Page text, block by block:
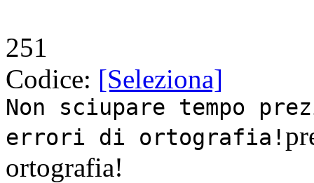
251
Codice: [Seleziona]
Non sciupare tempo
errori di ortografia!
ortografia!